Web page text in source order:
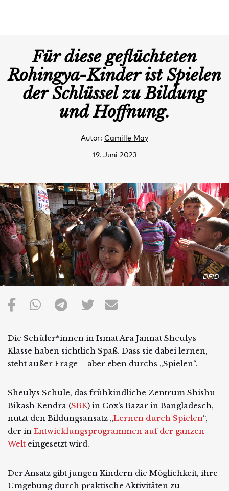
Für diese geflüchteten
Rohingya-Kinder ist Spielen
der Schlüssel zu Bildung
und Hoffnung.
Autor: Camille May
19. Juni 2023
DFID
Die Schüler*innen in Ismat Ara Jannat Sheulys
Klasse haben sichtlich Spaß. Dass sie dabei lernen,
steht außer Frage – aber eben durchs „Spielen“.
Sheulys Schule, das frühkindliche Zentrum Shishu
Bikash Kendra (SBK) in Cox’s Bazar in Bangladesch,
nutzt den Bildungsansatz „Lernen durch Spielen“,
der in Entwicklungsprogrammen auf der ganzen
Welt eingesetzt wird.
Der Ansatz gibt jungen Kindern die Möglichkeit, ihre
Umgebung durch praktische Aktivitäten zu